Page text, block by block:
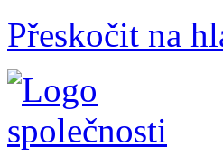
Přeskočit na